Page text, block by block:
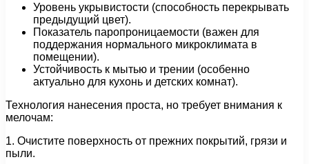
Уровень укрывистости (способность перекрывать
предыдущий цвет).
Показатель паропроницаемости (важен для
поддержания нормального микроклимата в
помещении).
Устойчивость к мытью и трении (особенно
актуально для кухонь и детских комнат).
Технология нанесения проста, но требует внимания к
мелочам:
1. Очистите поверхность от прежних покрытий, грязи и
пыли.